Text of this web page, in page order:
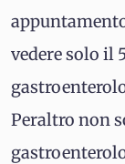
vedere solo il
Peraltro non